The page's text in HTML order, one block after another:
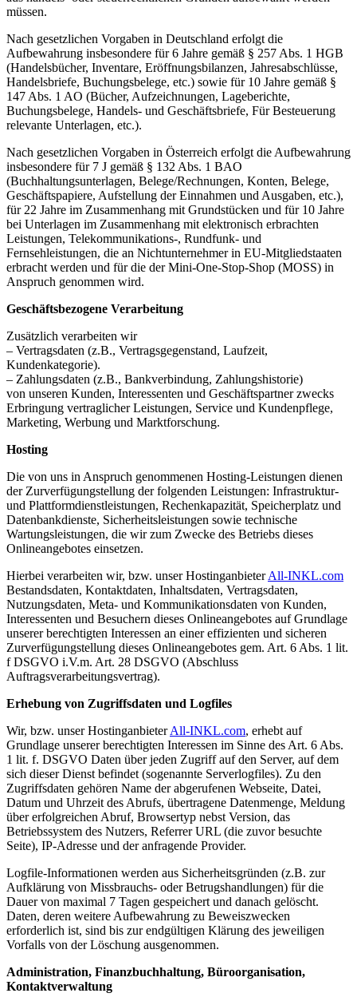
müssen.
Nach gesetzlichen Vorgaben in Deutschland erfolgt die
Aufbewahrung insbesondere für 6 Jahre gemäß § 257 Abs. 1 HGB
(Handelsbücher, Inventare, Eröffnungsbilanzen, Jahresabschlüsse,
Handelsbriefe, Buchungsbelege, etc.) sowie für 10 Jahre gemäß §
147 Abs. 1 AO (Bücher, Aufzeichnungen, Lageberichte,
Buchungsbelege, Handels- und Geschäftsbriefe, Für Besteuerung
relevante Unterlagen, etc.).
Nach gesetzlichen Vorgaben in Österreich erfolgt die Aufbewahrung
insbesondere für 7 J gemäß § 132 Abs. 1 BAO
(Buchhaltungsunterlagen, Belege/Rechnungen, Konten, Belege,
Geschäftspapiere, Aufstellung der Einnahmen und Ausgaben, etc.),
für 22 Jahre im Zusammenhang mit Grundstücken und für 10 Jahre
bei Unterlagen im Zusammenhang mit elektronisch erbrachten
Leistungen, Telekommunikations-, Rundfunk- und
Fernsehleistungen, die an Nichtunternehmer in EU-Mitgliedstaaten
erbracht werden und für die der Mini-One-Stop-Shop (MOSS) in
Anspruch genommen wird.
Geschäftsbezogene Verarbeitung
Zusätzlich verarbeiten wir
– Vertragsdaten (z.B., Vertragsgegenstand, Laufzeit,
Kundenkategorie).
– Zahlungsdaten (z.B., Bankverbindung, Zahlungshistorie)
von unseren Kunden, Interessenten und Geschäftspartner zwecks
Erbringung vertraglicher Leistungen, Service und Kundenpflege,
Marketing, Werbung und Marktforschung.
Hosting
Die von uns in Anspruch genommenen Hosting-Leistungen dienen
der Zurverfügungstellung der folgenden Leistungen: Infrastruktur-
und Plattformdienstleistungen, Rechenkapazität, Speicherplatz und
Datenbankdienste, Sicherheitsleistungen sowie technische
Wartungsleistungen, die wir zum Zwecke des Betriebs dieses
Onlineangebotes einsetzen.
Hierbei verarbeiten wir, bzw. unser HostinganbieterAll-INKL.com
Bestandsdaten, Kontaktdaten, Inhaltsdaten, Vertragsdaten,
Nutzungsdaten, Meta- und Kommunikationsdaten von Kunden,
Interessenten und Besuchern dieses Onlineangebotes auf Grundlage
unserer berechtigten Interessen an einer effizienten und sicheren
Zurverfügungstellung dieses Onlineangebotes gem. Art. 6 Abs. 1 lit.
f DSGVO i.V.m. Art. 28 DSGVO (Abschluss
Auftragsverarbeitungsvertrag).
Erhebung von Zugriffsdaten und Logfiles
Wir, bzw. unser HostinganbieterAll-INKL.com, erhebt auf
Grundlage unserer berechtigten Interessen im Sinne des Art. 6 Abs.
1 lit. f. DSGVO Daten über jeden Zugriff auf den Server, auf dem
sich dieser Dienst befindet (sogenannte Serverlogfiles). Zu den
Zugriffsdaten gehören Name der abgerufenen Webseite, Datei,
Datum und Uhrzeit des Abrufs, übertragene Datenmenge, Meldung
über erfolgreichen Abruf, Browsertyp nebst Version, das
Betriebssystem des Nutzers, Referrer URL (die zuvor besuchte
Seite), IP-Adresse und der anfragende Provider.
Logfile-Informationen werden aus Sicherheitsgründen (z.B. zur
Aufklärung von Missbrauchs- oder Betrugshandlungen) für die
Dauer von maximal 7 Tagen gespeichert und danach gelöscht.
Daten, deren weitere Aufbewahrung zu Beweiszwecken
erforderlich ist, sind bis zur endgültigen Klärung des jeweiligen
Vorfalls von der Löschung ausgenommen.
Administration, Finanzbuchhaltung, Büroorganisation,
Kontaktverwaltung